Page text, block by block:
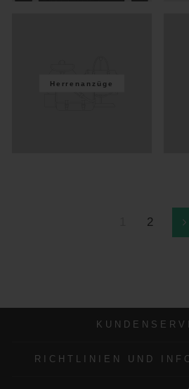
Herrenanzüge
2
RICHTLINIEN UND